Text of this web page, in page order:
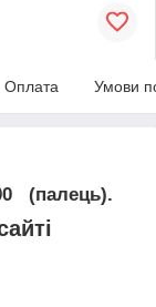
Оплата Умови
(палець).